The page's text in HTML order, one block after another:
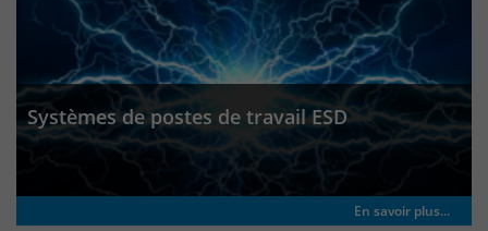
Systèmes de postes de travail ESD
En savoir plus...